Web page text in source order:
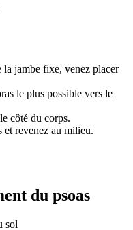
jambe fixe, venez placer
le plus possible vers le
côté du corps.
et revenez au milieu.
du psoas